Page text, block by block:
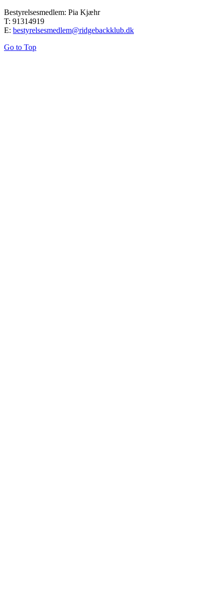
Bestyrelsesmedlem: Pia Kjæhr
T: 91314919
E: bestyrelsesmedlem@ridgebackklub.dk
Go to Top